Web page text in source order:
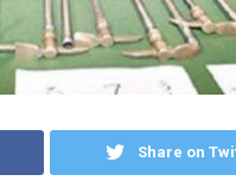
Share on